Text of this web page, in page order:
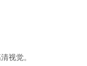
视觉。